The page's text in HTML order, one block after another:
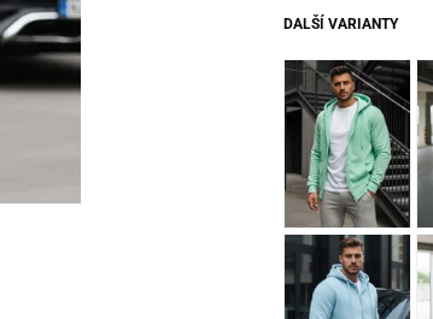
DALŠÍ VARIANTY